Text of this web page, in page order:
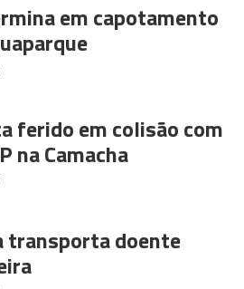
em capotamento
ferido em colisão com
na Camacha
transporta doente